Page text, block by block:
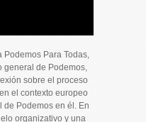
Para Todas,
de Podemos,
sobre el proceso
el contexto europeo
Podemos en él. En
organizativo y una